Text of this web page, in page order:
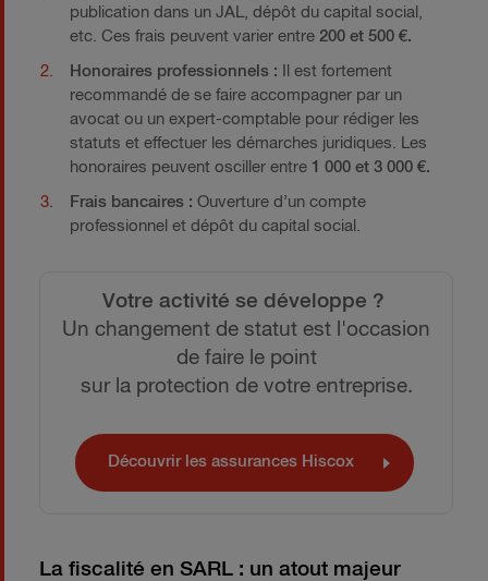
publication dans un JAL, dépôt du capital social,
etc. Ces frais peuvent varier entre 200 et 500 €.
Honoraires professionnels : Il est fortement
recommandé de se faire accompagner par un
avocat ou un expert-comptable pour rédiger les
statuts et effectuer les démarches juridiques. Les
honoraires peuvent osciller entre 1 000 et 3 000 €.
Frais bancaires : Ouverture d’un compte
professionnel et dépôt du capital social.
Votre activité se développe ?
Un changement de statut est l'occasion
de faire le point
sur la protection de votre entreprise.
Découvrir les assurances Hiscox
La fiscalité en SARL : un atout majeur